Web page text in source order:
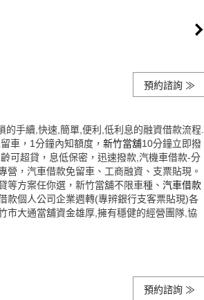
預約諮詢 ≫
手續,快速,簡單,便利,低利息的融資借款流程.
車，1分鐘內知額度， 新竹當舖10分鐘立即撥
可超貸，息低保密，迅速撥款,汽機車借款-分
，汽車借款免留車、工商融資、支票貼現。
等方案任你選，新竹當舖不限車種、 汽車借款
款個人公司企業週轉(專辨銀行支客票貼現)各
市大通當舖資金雄厚,擁有穩健的經營團隊,協
預約諮詢 ≫